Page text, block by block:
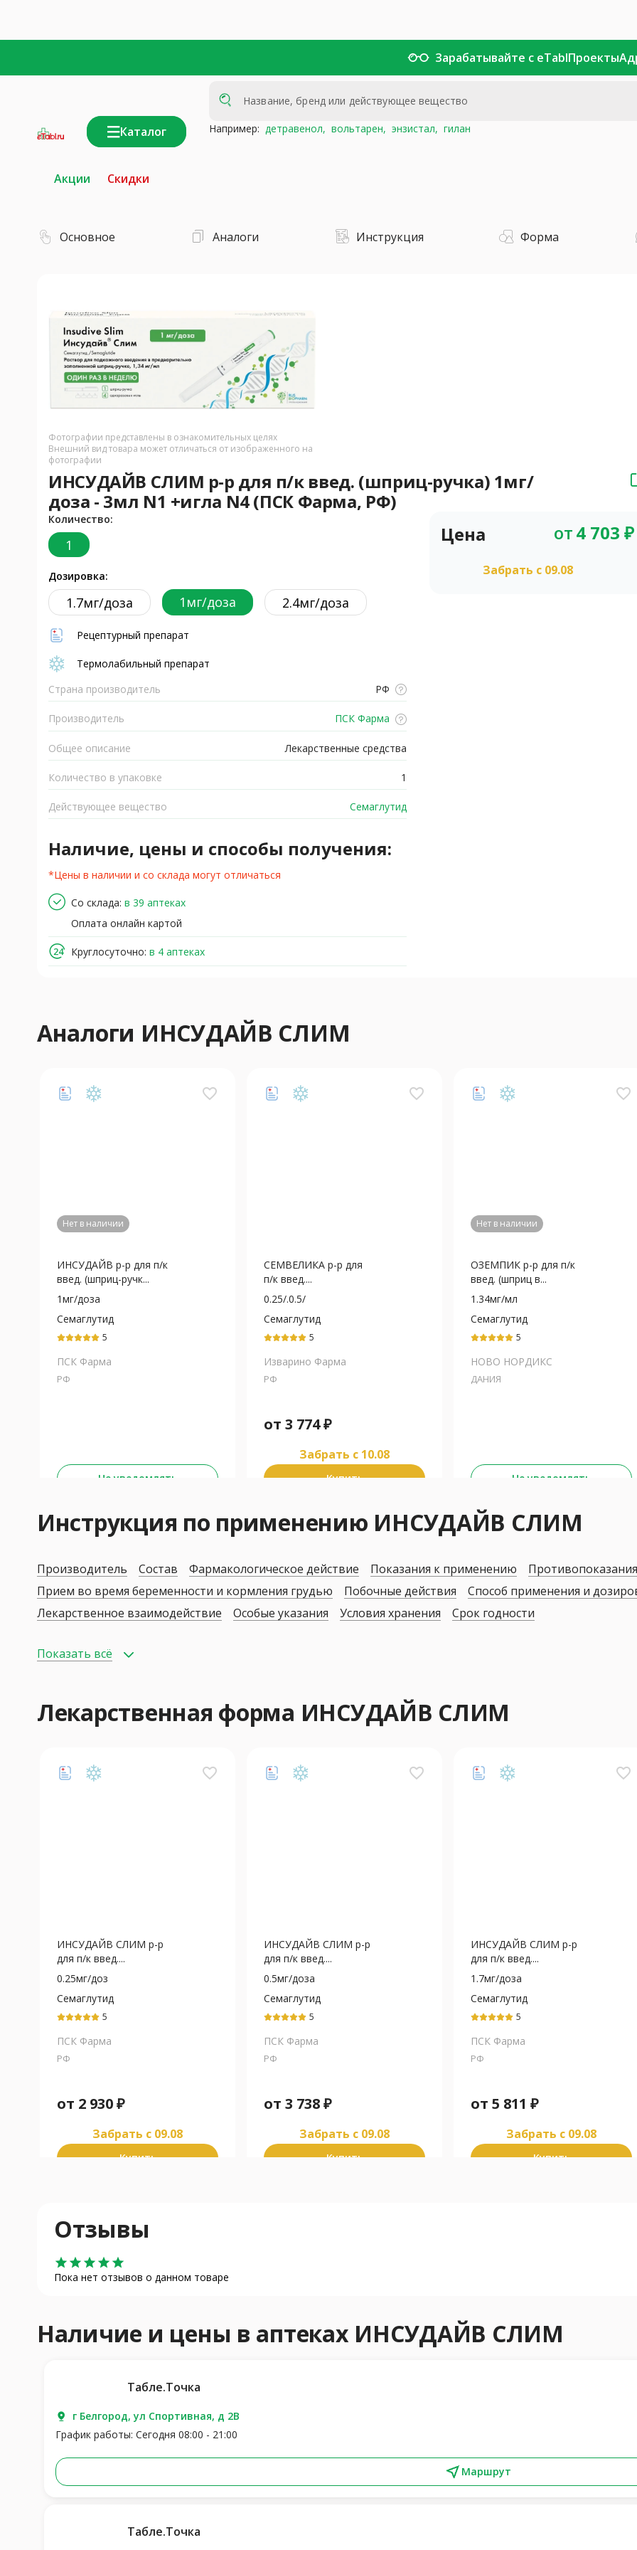
Зарабатывайте с eTablПроекты
Каталог Например: детравенол, вольтарен, энзистал, гилан
Акции Скидки
Основное Аналоги Инструкция Форма
Фотографии представлены в ознакомительных целях
Внешний вид товара может отличаться от изображенного на
фотографии
ИНСУДАЙВ СЛИМ р-р для п/к введ. (шприц-ручка) 1мг/
доза - 3мл N1 +игла N4 (ПСК Фарма, РФ)
Количество:
1
Дозировка:
1.7мг/доза 1мг/доза 2.4мг/доза
Рецептурный препарат
Термолабильный препарат
Страна производитель
РФ
Производитель ПСК Фарма
Общее описание Лекарственные средства
Количество в упаковке 1
Действующее вещество Семаглутид
Наличие, цены и способы получения:
*Цены в наличии и со склада могут отличаться
Со склада: в 39 аптеках
Оплата онлайн картой
Круглосуточно: в 4 аптеках
Цена от4 703 ₽
Забрать c 09.08
Аналоги ИНСУДАЙВ СЛИМ
favorite_border
Нет в наличии
ИНСУДАЙВ р-р для п/к
введ. (шприц-ручк...
1мг/доза
Семаглутид
5
ПСК Фарма
РФ
Не уведомлять
favorite_border
СЕМВЕЛИКА р-р для
п/к введ....
0.25/.0.5/
Семаглутид
5
Изварино Фарма
РФ
от 3 774₽
Забрать c 10.08
Купить
favorite_border
Нет в наличии
ОЗЕМПИК р-р для п/к
введ. (шприц в...
1.34мг/мл
Семаглутид
5
НОВО НОРДИКС
ДАНИЯ
Не уведомлять
Инструкция по применению ИНСУДАЙВ СЛИМ
Производитель Состав Фармакологическое действие Показания к применению
Противопоказания
Прием во время беременности и кормления грудью
Побочные действия Способ применения и
Лекарственное взаимодействие
Особые указания Условия хранения Срок годности
Показать всё
Лекарственная форма ИНСУДАЙВ СЛИМ
favorite_border
ИНСУДАЙВ СЛИМ р-р
для п/к введ....
0.25мг/доз
Семаглутид
5
ПСК Фарма
РФ
от 2 930₽
Забрать c 09.08
Купить
favorite_border
ИНСУДАЙВ СЛИМ р-р
для п/к введ....
0.5мг/доза
Семаглутид
5
ПСК Фарма
РФ
от 3 738₽
Забрать c 09.08
Купить
favorite_border
ИНСУДАЙВ СЛИМ р-р
для п/к введ....
1.7мг/доза
Семаглутид
5
ПСК Фарма
РФ
от 5 811 ₽
Забрать c 09.08
Купить
Отзывы
star star star star star
Пока нет отзывов о данном товаре
Наличие и цены в аптеках ИНСУДАЙВ СЛИМ
Табле.Точка
г Белгород, ул Спортивная, д 2В
График работы: Сегодня 08:00 - 21:00
Маршрут
Табле.Точка